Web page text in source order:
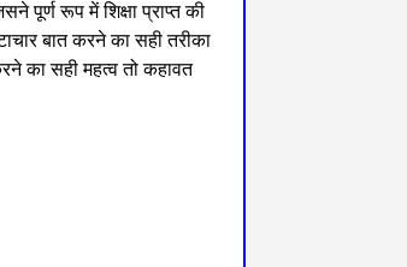
पूर्ण रूप में शिक्षा प्राप्त की
बात करने का सही तरीका
का सही महत्व तो कहावत